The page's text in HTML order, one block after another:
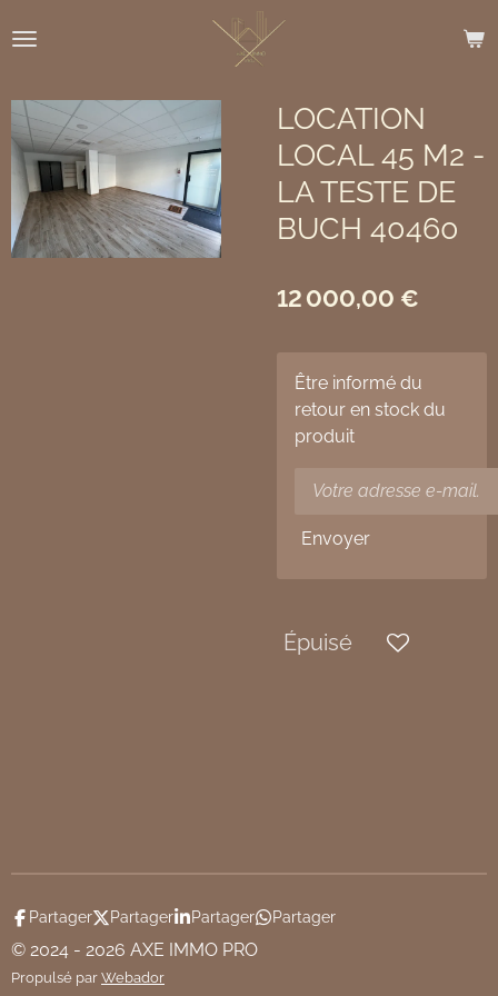
au
principal
LOCATION
LOCAL 45 M2 -
LA TESTE DE
BUCH 40460
12 000,00 €
Être informé du
retour en stock du
produit
Envoyer
Épuisé
Partager Partager Partager Partager
© 2024 - 2026 AXE IMMO PRO
Propulsé parWebador